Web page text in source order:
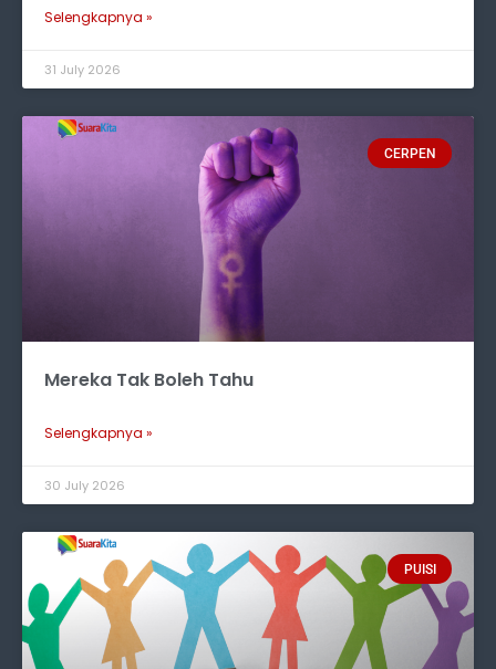
Selengkapnya »
31 July 2026
CERPEN
Mereka Tak Boleh Tahu
Selengkapnya »
30 July 2026
PUISI